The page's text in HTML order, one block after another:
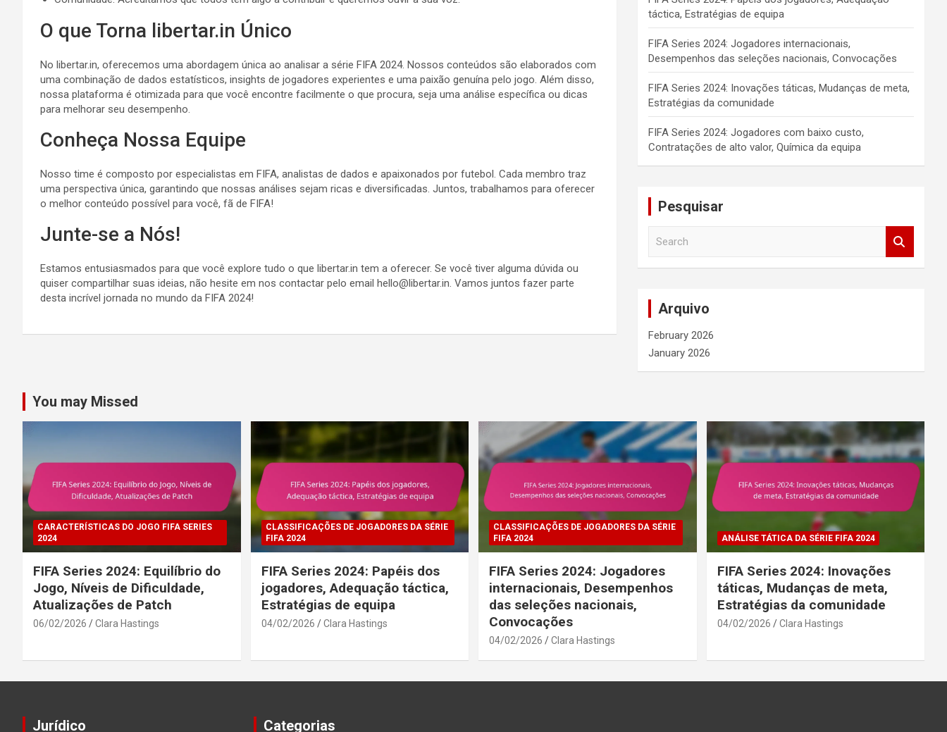
O que Torna libertar.in Único
No libertar.in, oferecemos uma abordagem única ao analisar a série FIFA 2024. Nossos conteúdos são elaborados com
uma combinação de dados estatísticos, insights de jogadores experientes e uma paixão genuína pelo jogo. Além disso,
nossa plataforma é otimizada para que você encontre facilmente o que procura, seja uma análise específica ou dicas
para melhorar seu desempenho.
Conheça Nossa Equipe
Nosso time é composto por especialistas em FIFA, analistas de dados e apaixonados por futebol. Cada membro traz
uma perspectiva única, garantindo que nossas análises sejam ricas e diversificadas. Juntos, trabalhamos para oferecer
o melhor conteúdo possível para você, fã de FIFA!
Junte-se a Nós!
Estamos entusiasmados para que você explore tudo o que libertar.in tem a oferecer. Se você tiver alguma dúvida ou
quiser compartilhar suas ideias, não hesite em nos contactar pelo email hello@libertar.in. Vamos juntos fazer parte
desta incrível jornada no mundo da FIFA 2024!
táctica, Estratégias de equipa
FIFA Series 2024: Jogadores internacionais,
Desempenhos das seleções nacionais, Convocações
FIFA Series 2024: Inovações táticas, Mudanças de meta,
Estratégias da comunidade
FIFA Series 2024: Jogadores com baixo custo,
Contratações de alto valor, Química da equipa
Pesquisar
Arquivo
February 2026
January 2026
You may Missed
CARACTERÍSTICAS DO JOGO FIFA SERIES
2024
FIFA Series 2024: Equilíbrio do
Jogo, Níveis de Dificuldade,
Atualizações de Patch
06/02/2026 Clara Hastings
CLASSIFICAÇÕES DE JOGADORES DA SÉRIE
FIFA 2024
FIFA Series 2024: Papéis dos
jogadores, Adequação táctica,
Estratégias de equipa
04/02/2026 Clara Hastings
CLASSIFICAÇÕES DE JOGADORES DA SÉRIE
FIFA 2024
FIFA Series 2024: Jogadores
internacionais, Desempenhos
das seleções nacionais,
Convocações
04/02/2026 Clara Hastings
ANÁLISE TÁTICA DA SÉRIE FIFA 2024
FIFA Series 2024: Inovações
táticas, Mudanças de meta,
Estratégias da comunidade
04/02/2026 Clara Hastings
Jurídico Categorias